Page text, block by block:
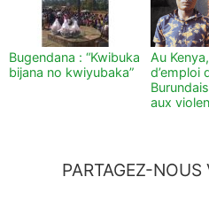
Bugendana : “Kwibuka
bijana no kwiyubaka”
Au
d’emploi
aux
PARTAGEZ-NOUS